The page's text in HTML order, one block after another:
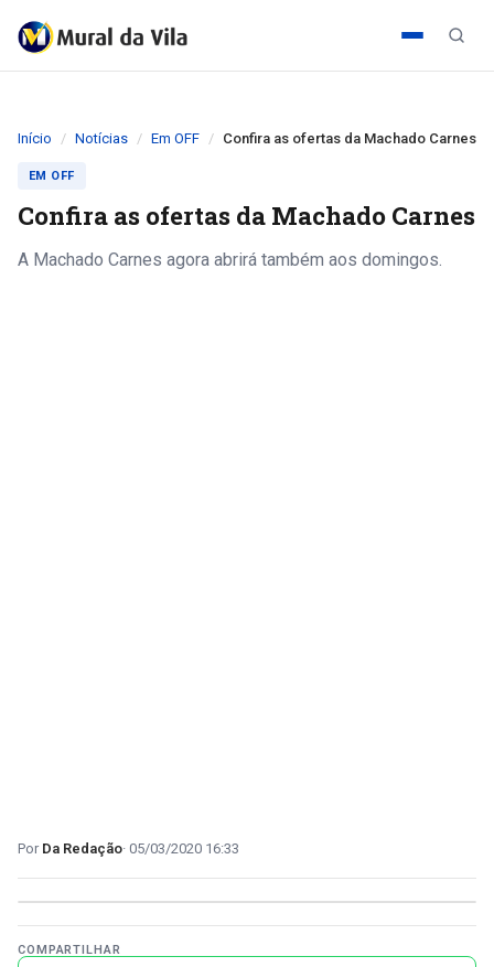
Início Notícias Em OFF Confira as ofertas da Machado Carnes
EM OFF
Confira as ofertas da Machado Carnes
A Machado Carnes agora abrirá também aos domingos.
Da Redação 05/03/2020 16:33
COMPARTILHAR